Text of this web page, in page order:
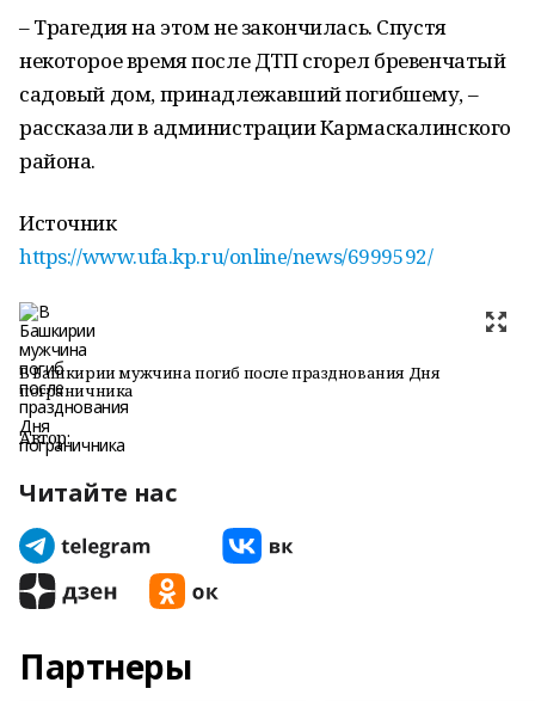
– Трагедия на этом не закончилась. Спустя
некоторое время после ДТП сгорел бревенчатый
садовый дом, принадлежавший погибшему, –
рассказали в администрации Кармаскалинского
района.
Источник
https://www.ufa.kp.ru/online/news/6999592/
В Башкирии мужчина погиб после празднования Дня
пограничника
Автор:
Читайте нас
Партнеры